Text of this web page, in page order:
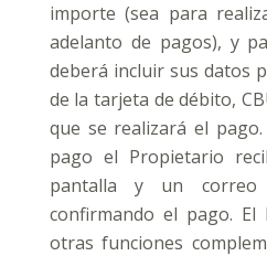
importe (sea para
adelanto de pagos), y
deberá incluir sus datos
de la tarjeta de débito,
que se realizará el
pago el Propietario
pantalla y un correo
confirmando el pago.
otras funciones